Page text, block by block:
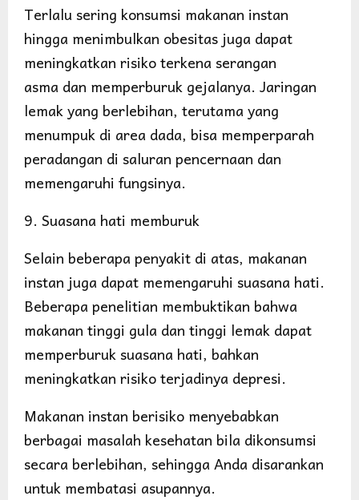
Terlalu sering konsumsi makanan instan
hingga menimbulkan obesitas juga dapat
meningkatkan risiko terkena serangan
asma dan memperburuk gejalanya. Jaringan
lemak yang berlebihan, terutama yang
menumpuk di area dada, bisa memperparah
peradangan di saluran pencernaan dan
memengaruhi fungsinya.
9. Suasana hati memburuk
Selain beberapa penyakit di atas, makanan
instan juga dapat memengaruhi suasana hati.
Beberapa penelitian membuktikan bahwa
makanan tinggi gula dan tinggi lemak dapat
memperburuk suasana hati, bahkan
meningkatkan risiko terjadinya depresi.
Makanan instan berisiko menyebabkan
berbagai masalah kesehatan bila dikonsumsi
secara berlebihan, sehingga Anda disarankan
untuk membatasi asupannya.